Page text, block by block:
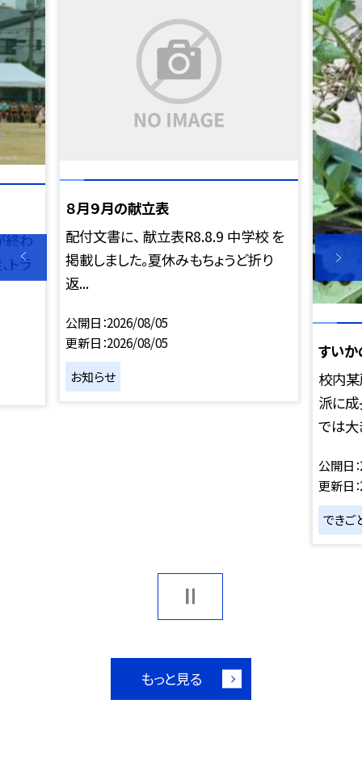
終わ
トラ
８月９月の献立表
配付文書に、 献立表R8.8.9 中学校 を
掲載しました。夏休みもちょうど折り
返...
公開日 2026/08/05
更新日 2026/08/05
お知らせ
すい
校内
派に成
では大
公開日
更新日
できご
もっと見る